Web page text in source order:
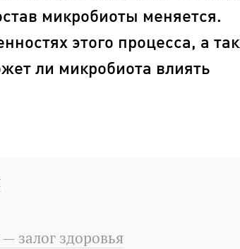
микробиоты меняется.
этого процесса, а
ли микробиота влиять
залог здоровья